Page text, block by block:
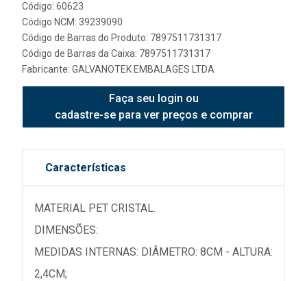
Código: 60623
Código NCM: 39239090
Código de Barras do Produto: 7897511731317
Código de Barras da Caixa: 7897511731317
Fabricante: GALVANOTEK EMBALAGES LTDA
Faça seu login ou
cadastre-se para ver preços e comprar
Características
MATERIAL PET CRISTAL.
DIMENSÕES:
MEDIDAS INTERNAS: DIÂMETRO: 8CM - ALTURA:
2,4CM;